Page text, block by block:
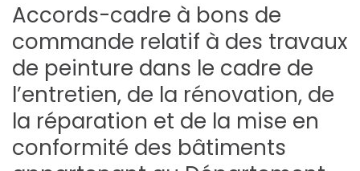
Accords-cadre à bons de
commande relatif à des travaux
de peinture dans le cadre de
l’entretien, de la rénovation, de
la réparation et de la mise en
conformité des bâtiments